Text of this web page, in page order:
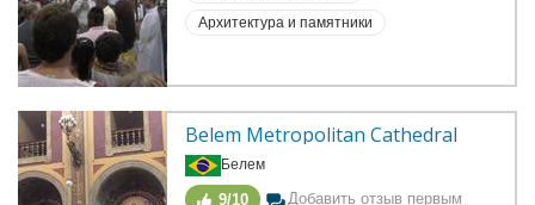
Архитектура и памятники
Belem Metropolitan Cathedral
Белем
9/10 Добавить отзыв первым